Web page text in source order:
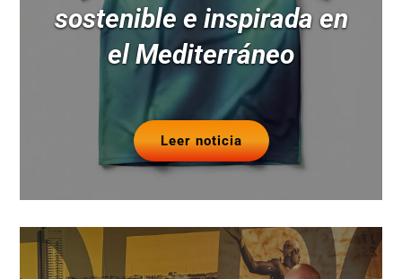
sostenible e inspirada en
el Mediterráneo
Leer noticia